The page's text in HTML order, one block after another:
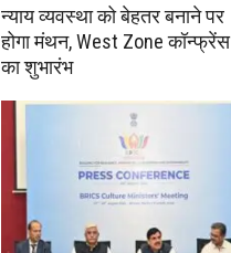
न्याय व्यवस्था को बेहतर बनाने पर
होगा मंथन, West Zone कॉन्फ्रेंस
का शुभारंभ